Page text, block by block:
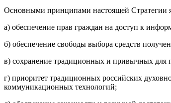
Основными принципами настоящей Стратегии
а) обеспечение прав граждан на доступ к
б) обеспечение свободы выбора средств
в) сохранение традиционных и привычных для
г) приоритет традиционных российских
коммуникационных технологий;